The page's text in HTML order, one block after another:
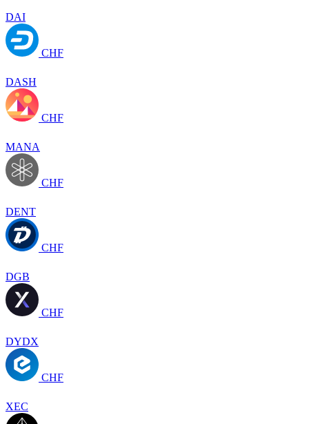
DAI
CHF
DASH
CHF
MANA
CHF
DENT
CHF
DGB
CHF
DYDX
CHF
XEC